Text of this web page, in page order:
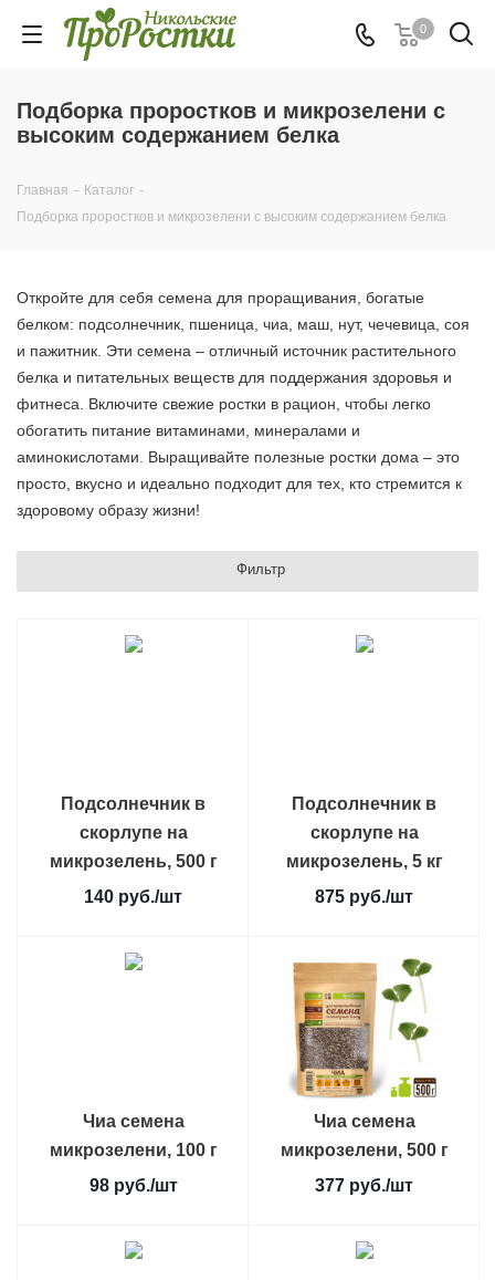
0
Подборка проростков и микрозелени с
высоким содержанием белка
Главная - Каталог -
Подборка проростков и микрозелени с высоким содержанием белка
Откройте для себя семена для проращивания, богатые
белком: подсолнечник, пшеница, чиа, маш, нут, чечевица, соя
и пажитник. Эти семена – отличный источник растительного
белка и питательных веществ для поддержания здоровья и
фитнеса. Включите свежие ростки в рацион, чтобы легко
обогатить питание витаминами, минералами и
аминокислотами. Выращивайте полезные ростки дома – это
просто, вкусно и идеально подходит для тех, кто стремится к
здоровому образу жизни!
Фильтр
Подсолнечник в
скорлупе на
микрозелень, 500 г
140 руб./шт
Подсолнечник в
скорлупе на
микрозелень, 5 кг
875 руб./шт
Чиа семена
микрозелени, 100 г
98руб./шт
Чиа семена
микрозелени, 500 г
377 руб./шт